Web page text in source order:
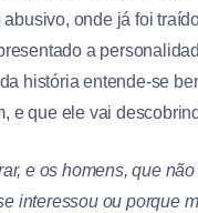
onde já foi
a
história entende-se
e que ele vai
e os homens, que
interessou ou porque